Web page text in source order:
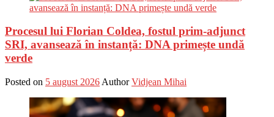
Procesul lui Florian Coldea, fostul prim-adjunct
SRI, avansează în instanță: DNA primește undă
verde
Posted on 5 august 2026 Author Vidjean Mihai